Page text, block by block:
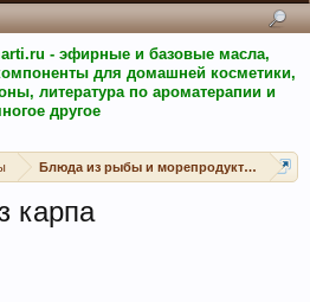
- эфирные и базовые масла,
для домашней косметики,
литература по ароматерапии и
другое
Блюда из рыбы и морепродуктов
карпа